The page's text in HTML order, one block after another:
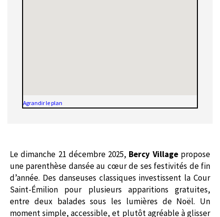
Agrandir le plan
Le dimanche 21 décembre 2025, Bercy Villagepropose
une parenthèse dansée au cœur de ses festivités de fin
d’année. Des danseuses classiques investissent la Cour
Saint-Émilion pour plusieurs apparitions gratuites,
entre deux balades sous les lumières de Noël. Un
moment simple, accessible, et plutôt agréable à glisser